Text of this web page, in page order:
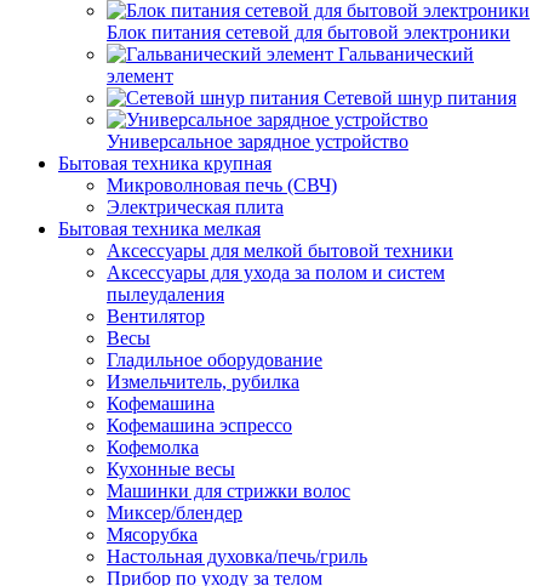
Блок питания сетевой для бытовой электроники
Гальванический
элемент
Сетевой шнур питания
Универсальное зарядное устройство
Бытовая техника крупная
Микроволновая печь (СВЧ)
Электрическая плита
Бытовая техника мелкая
Аксессуары для мелкой бытовой техники
Аксессуары для ухода за полом и систем
пылеудаления
Вентилятор
Весы
Гладильное оборудование
Измельчитель, рубилка
Кофемашина
Кофемашина эспрессо
Кофемолка
Кухонные весы
Машинки для стрижки волос
Миксер/блендер
Мясорубка
Настольная духовка/печь/гриль
Прибор по уходу за телом